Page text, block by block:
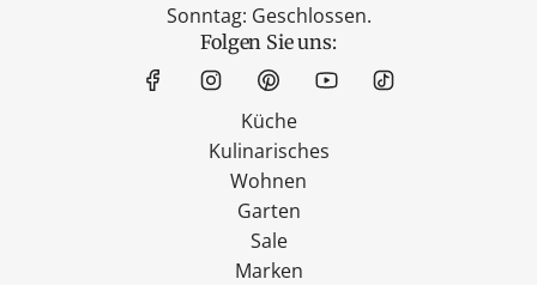
Sonntag: Geschlossen.
Folgen Sie uns:
Küche
Kulinarisches
Wohnen
Garten
Sale
Marken